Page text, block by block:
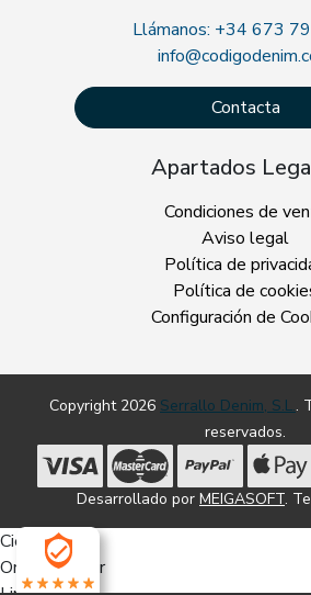
Llámanos: +34 673
Contacta
Apartados
Condiciones de
Aviso legal
Política de
Política de
Configuración de
Copyright 2026 Serrallo Denim, S.L..
reservados.
Desarrollado por MEIGASOFT.
Cierra
Ordenado por